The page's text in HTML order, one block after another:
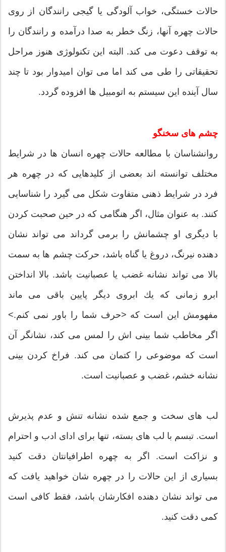
حالات خستگی، خواب آلودگی یا گیجی رانندگان از روی
حالات چهره آنها، زنگ خطر به صدا درآمده و رانندگان را
به توقف دعوت می كند. البته این تكنولوژی هنوز مراحل
تحقیقاتی را طی می كند اما می توان امیدوار بود تا چند
سال آینده این سیستم به اتومبیل ها افزوده گردد.
چشم های سخنگو
روانشناسان با مطالعه حالات چهره انسان ها در شرایط
مختلف توانسته اند بعضی از كلیدهایی كه در چهره هر
فرد در شرایط ذهنی متفاوت شكل می گیرد را شناسایی
كنند. به عنوان مثال، اگر هنگامی كه در حین صحبت كردن
با دیگری او چشمانش را برمی گرداند می تواند نشان
دهنده نیرنگ، دروغ یا گناه باشد، حركت چشم ها به سمت
بالا می تواند نشانه غضب یا عصبانیت باشد. بالا انداختن
ابرو زمانی كه یك ابروی دیگر پایین باقی می ماند
مفهومش این است كه <حرف شما را باور نمی كنم.>
اگر مخاطب شما بینی اش را لمس می كند، نشانگر آن
است كه موضوعی را كتمان می كند. فراخ كردن بینی
نشانه خشم، غضب و عصبانیت است.
لب های سخت و جمع شده نشانه تنش و عدم پذیرش
است. تبسم با لب های بسته، تنها برای ادای ادب و احترام
و نزاكت است. اگر به چهره اطرافیانتان دقت كنید
بسیاری از این حالات را در چهره شان خواهید یافت كه
می تواند نشان دهنده افكارشان باشد، فقط كافی است
كمی دقت كنید.